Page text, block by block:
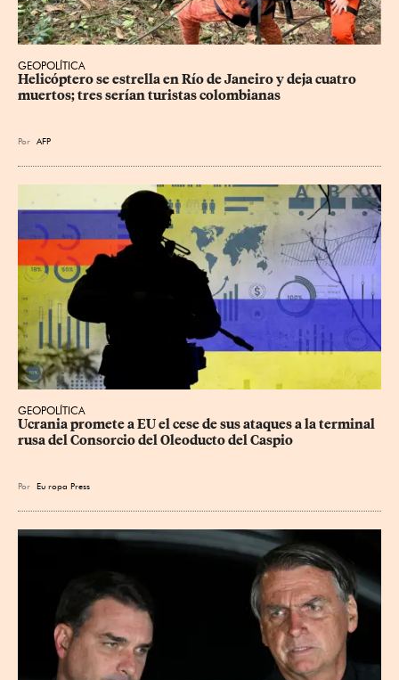
GEOPOLÍTICA
Helicóptero se estrella en Río de Janeiro y deja cuatro
muertos; tres serían turistas colombianas
Por AFP
GEOPOLÍTICA
Ucrania promete a EU el cese de sus ataques a la terminal
rusa del Consorcio del Oleoducto del Caspio
Por Eu ropa Press